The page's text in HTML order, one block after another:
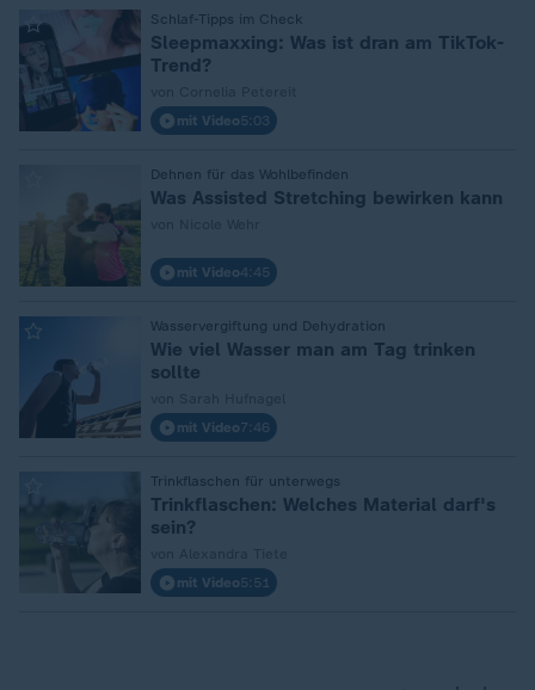
Schlaf-Tipps im Check
:
Sleepmaxxing: Was ist dran am TikTok-
Trend?
mit Video5:03
Dehnen für das Wohlbefinden
Was Assisted Stretching bewirken kann
mit Video4:45
Wasservergiftung und Dehydration
Wie viel Wasser man am Tag trinken
sollte
mit Video7:46
Trinkflaschen für unterwegs
Trinkflaschen: Welches Material darf's
sein?
mit Video5:51